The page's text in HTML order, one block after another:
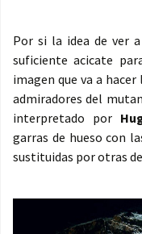
Por si la idea de ver a
suficiente acicate
imagen que va a
admiradores del
interpretado por
garras de hueso con
sustituidas por otras